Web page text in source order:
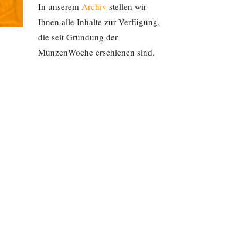
In unserem Archiv stellen wir
Ihnen alle Inhalte zur Verfügung,
die seit Gründung der
MünzenWoche erschienen sind.